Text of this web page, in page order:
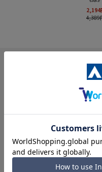
INFORMATION